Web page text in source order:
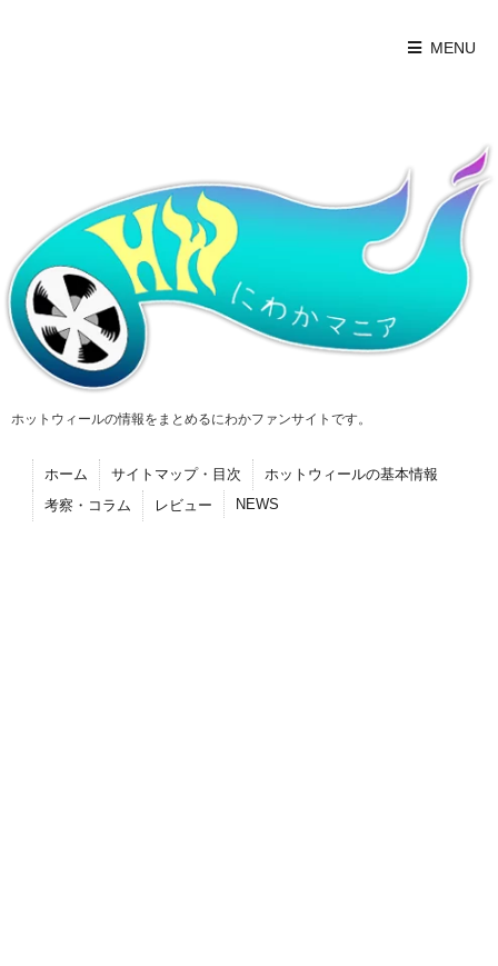
MENU
ホットウィールの情報をまとめるにわかファンサイトです。
ホーム サイトマップ・目次
ホットウィールの基本情報
考察・コラム
レビュー NEWS